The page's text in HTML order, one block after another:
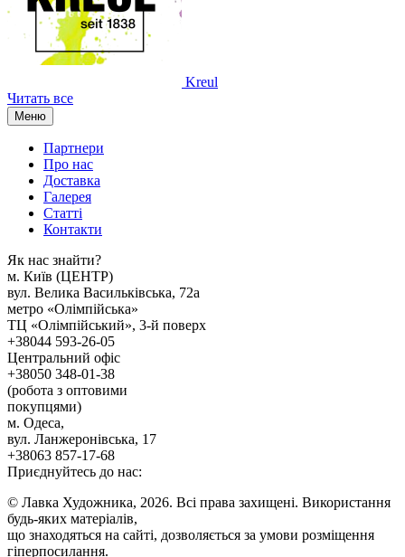
Kreul
Читать все
Меню
Партнери
Про нас
Доставка
Галерея
Статтi
Контакти
Як наc знайти?
м. Киïв (ЦЕНТР)
вул. Велика Васильківська, 72а
метро «Олімпійська»
ТЦ «Олімпійський», 3-й поверх
+38044 593-26-05
Центральний офіс
+38050 348-01-38
(робота з оптовими
покупцями)
м. Одеса,
вул. Ланжеронівська, 17
+38063 857-17-68
Приєднуйтесь до нас:
© Лавка Художника, 2026. Всі права захищені. Використання
будь-яких матеріалів,
що знаходяться на сайті, дозволяється за умови розміщення
гіперпосилання.